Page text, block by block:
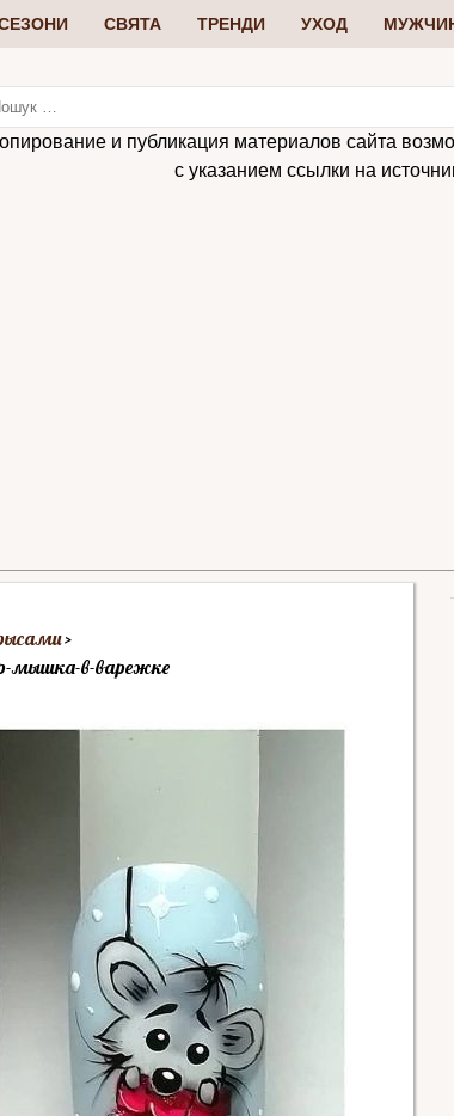
СВЯТА ТРЕНДИ УХОД
и публикация материалов сайта
с указанием ссылки на
мышка-в-варежке